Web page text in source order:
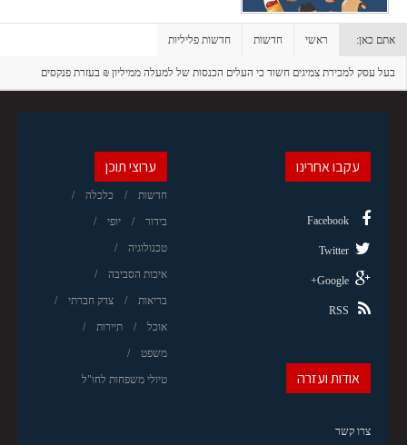
אתם כאן: ראשי חדשות חדשות פליליות
בעל עסק למכירת צמיגים חשוד כי העלים הכנסות של למעלה ממיליון ₪ בעזרת פנקסים
ערוצי תוכן
חדשות כלכלה
בידור יופי
טכנולוגיה
איכות הסביבה
בריאות צדק חברתי
אוכל תיירות
משפט
טיולי משפחות לחו"ל
עקבו אחרינו
Facebook
Twitter
Google+
RSS
אודות ועזרה
צרו קשר